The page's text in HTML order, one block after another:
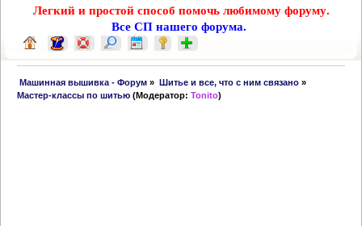
Легкий и простой способ помочь любимому форуму.
Все СП нашего форума.
Машинная вышивка - Форум » Шитье и все, что с ним связано»
Мастер-классы по шитью (Модератор:Tonito)